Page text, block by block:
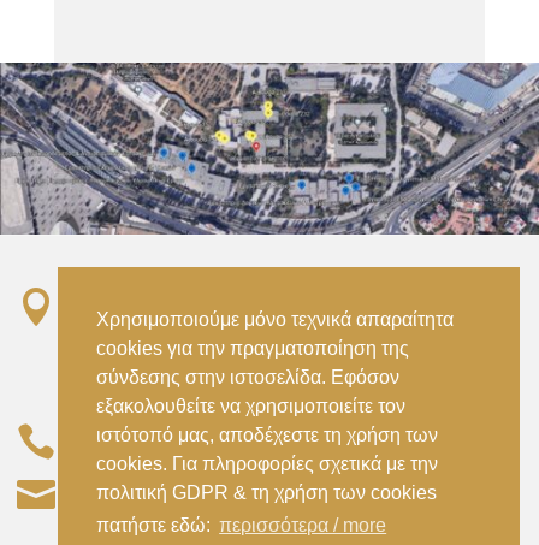

Αττικής –
Metro ISAP – Irini Station, 15122, Marousi
Attica
 (+30) 210 2896738–(+30) 210 2896739
 civil@aspete.gr
Χρησιμοποιούμε μόνο τεχνικά απαραίτητα
cookies για την πραγματοποίηση της
σύνδεσης στην ιστοσελίδα. Εφόσον
εξακολουθείτε να χρησιμοποιείτε τον
ιστότοπό μας, αποδέχεστε τη χρήση των
cookies. Για πληροφορίες σχετικά με την
πολιτική GDPR & τη χρήση των cookies
πατήστε εδώ: περισσότερα / more